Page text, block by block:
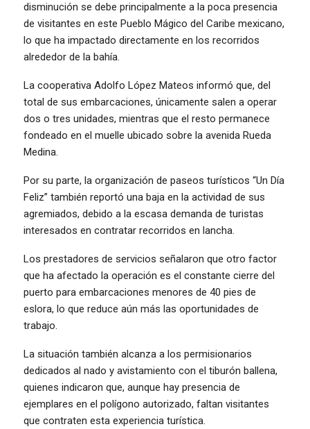
disminución se debe principalmente a la poca presencia
de visitantes en este Pueblo Mágico del Caribe mexicano,
lo que ha impactado directamente en los recorridos
alrededor de la bahía.
La cooperativa Adolfo López Mateos informó que, del
total de sus embarcaciones, únicamente salen a operar
dos o tres unidades, mientras que el resto permanece
fondeado en el muelle ubicado sobre la avenida Rueda
Medina.
Por su parte, la organización de paseos turísticos “Un Día
Feliz” también reportó una baja en la actividad de sus
agremiados, debido a la escasa demanda de turistas
interesados en contratar recorridos en lancha.
Los prestadores de servicios señalaron que otro factor
que ha afectado la operación es el constante cierre del
puerto para embarcaciones menores de 40 pies de
eslora, lo que reduce aún más las oportunidades de
trabajo.
La situación también alcanza a los permisionarios
dedicados al nado y avistamiento con el tiburón ballena,
quienes indicaron que, aunque hay presencia de
ejemplares en el polígono autorizado, faltan visitantes
que contraten esta experiencia turística.